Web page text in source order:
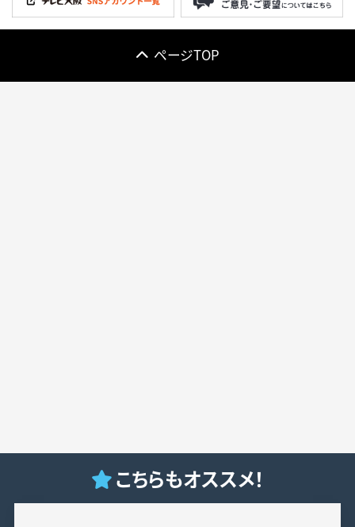
ページTOP
こちらもオススメ！